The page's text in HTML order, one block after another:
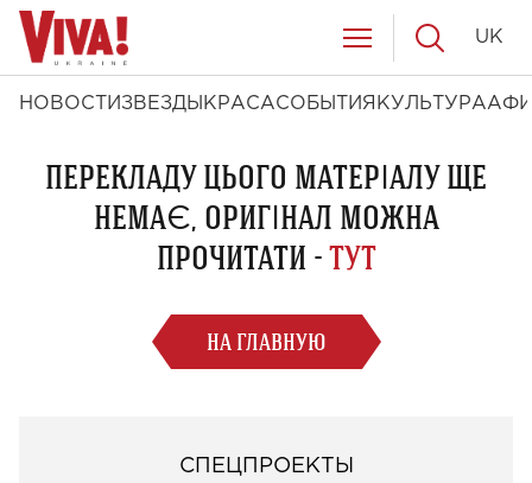
НОВОСТИ ЗВЕЗДЫ КРАСАСОБЫТИЯ КУЛЬТУРА
UK
ПЕРЕКЛАДУ ЦЬОГО МАТЕРІАЛУ ЩЕ
НЕМАЄ, ОРИГІНАЛ МОЖНА
ПРОЧИТАТИ -ТУТ
НА ГЛАВНУЮ
СПЕЦПРОЕКТЫ